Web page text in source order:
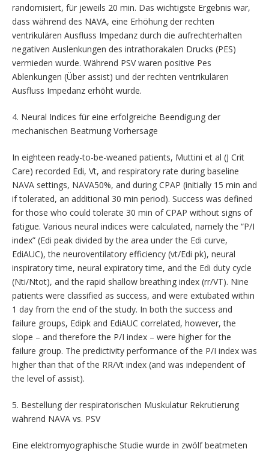
randomisiert, für jeweils 20 min. Das wichtigste Ergebnis war,
dass während des NAVA, eine Erhöhung der rechten
ventrikulären Ausfluss Impedanz durch die aufrechterhalten
negativen Auslenkungen des intrathorakalen Drucks (PES)
vermieden wurde. Während PSV waren positive Pes
Ablenkungen (Über assist) und der rechten ventrikulären
Ausfluss Impedanz erhöht wurde.
4. Neural Indices für eine erfolgreiche Beendigung der
mechanischen Beatmung Vorhersage
In eighteen ready-to-be-weaned patients, Muttini et al (J Crit
Care) recorded Edi, Vt, and respiratory rate during baseline
NAVA settings, NAVA50%, and during CPAP (initially 15 min and
if tolerated, an additional 30 min period). Success was defined
for those who could tolerate 30 min of CPAP without signs of
fatigue. Various neural indices were calculated, namely the “P/I
index” (Edi peak divided by the area under the Edi curve,
EdiAUC), the neuroventilatory efficiency (vt/Edi pk), neural
inspiratory time, neural expiratory time, and the Edi duty cycle
(Nti/Ntot), and the rapid shallow breathing index (rr/VT). Nine
patients were classified as success, and were extubated within
1 day from the end of the study. In both the success and
failure groups, Edipk and EdiAUC correlated, however, the
slope – and therefore the P/I index – were higher for the
failure group. The predictivity performance of the P/I index was
higher than that of the RR/Vt index (and was independent of
the level of assist).
5. Bestellung der respiratorischen Muskulatur Rekrutierung
während NAVA vs. PSV
Eine elektromyographische Studie wurde in zwölf beatmeten